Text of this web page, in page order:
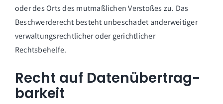
oder des Orts des mutmaßlichen Verstoßes zu. Das
Beschwerderecht besteht unbeschadet anderweitiger
verwaltungsrechtlicher oder gerichtlicher
Rechtsbehelfe.
Recht auf Daten­übertrag­
barkeit